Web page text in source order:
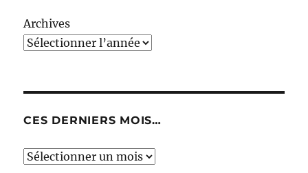
Archives
CES DERNIERS MOIS…
Ces